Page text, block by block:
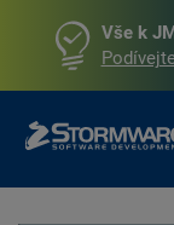
Vše k